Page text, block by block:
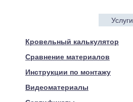
Услуги
Кровельный калькулятор
Сравнение материалов
Инструкции по монтажу
Видеоматериалы